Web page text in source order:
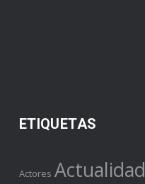
ETIQUETAS
Actores Actualidad